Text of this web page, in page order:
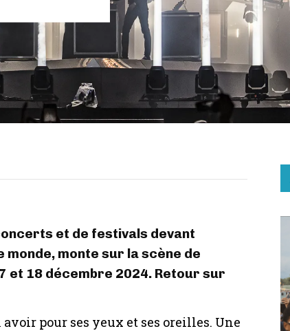
et de festivals devant
monte sur la scène de
et 18 décembre 2024. Retour sur
pour ses yeux et ses oreilles. Une